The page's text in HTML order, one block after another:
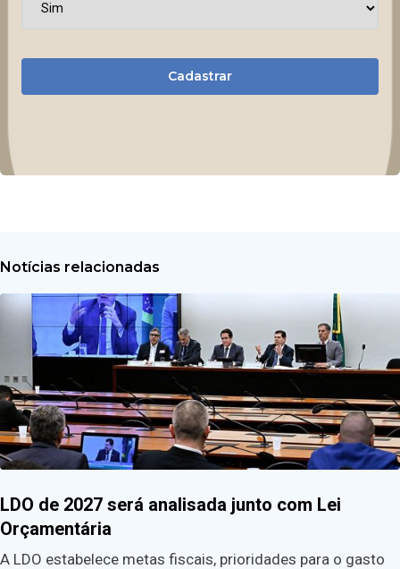
Cadastrar
Notícias relacionadas
LDO de 2027 será analisada junto com Lei
Orçamentária
A LDO estabelece metas fiscais, prioridades para o gasto